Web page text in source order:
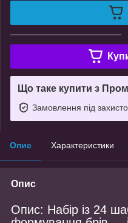
Що таке купити з
Замовлення під
Опис Характеристики
Опис
Опис: Набір із 24